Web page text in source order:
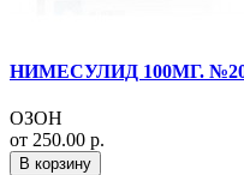
НИМЕСУЛИД 100МГ.
ОЗОН
от 250.00 р.
В корзину